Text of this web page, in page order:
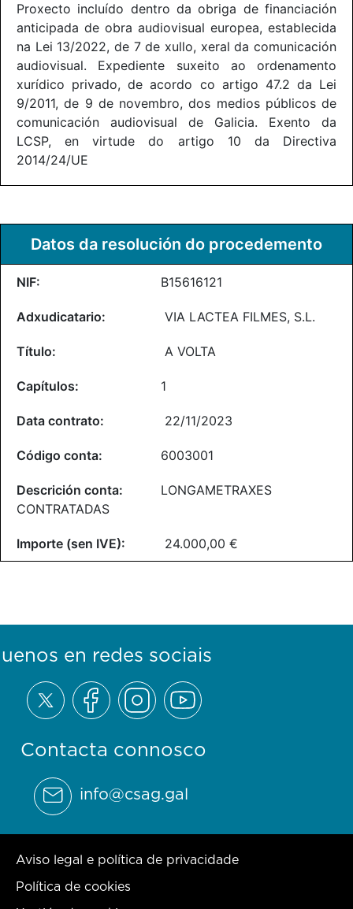
Proxecto incluído dentro da obriga de financiación
anticipada de obra audiovisual europea, establecida
na Lei 13/2022, de 7 de xullo, xeral da comunicación
audiovisual. Expediente suxeito ao ordenamento
xurídico privado, de acordo co artigo 47.2 da Lei
9/2011, de 9 de novembro, dos medios públicos de
comunicación audiovisual de Galicia. Exento da
LCSP, en virtude do artigo 10 da Directiva
2014/24/UE
Datos da resolución do procedemento
B15616121
VIA LACTEA FILMES, S.L.
A VOLTA
1
22/11/2023
6003001
LONGAMETRAXES
CONTRATADAS
24.000,00 €
Contacta connosco
info@csag.gal
en redes sociais
Aviso legal e política de privacidade
Política de cookies